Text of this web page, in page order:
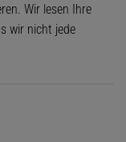
Wir lesen Ihre
wir nicht jede